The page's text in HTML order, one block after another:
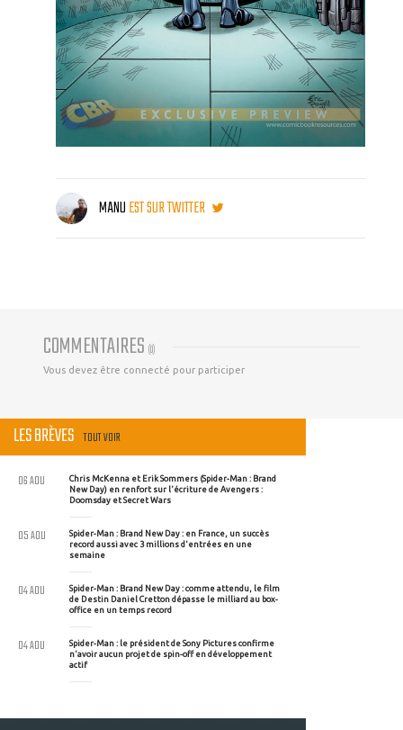
MANUEST SUR TWITTER
COMMENTAIRES (0)
Vous devez être connecté pour participer
LES BRÈVES TOUT VOIR
Chris McKenna et Erik Sommers (Spider-Man : Brand
New Day) en renfort sur l'écriture de Avengers :
Doomsday et Secret Wars
06 AOU
Spider-Man : Brand New Day : en France, un succès
record aussi avec 3 millions d'entrées en une
semaine
05 AOU
Spider-Man : Brand New Day : comme attendu, le film
de Destin Daniel Cretton dépasse le milliard au box-
office en un temps record
04 AOU
Spider-Man : le président de Sony Pictures confirme
n'avoir aucun projet de spin-off en développement
actif
04 AOU